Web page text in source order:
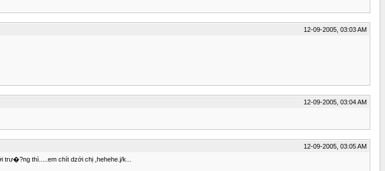
12-09-2005, 03:03 AM
12-09-2005, 03:04 AM
12-09-2005, 03:05 AM
trư�?ng thì.....em chít dzới chị ,hehehe.j/k...